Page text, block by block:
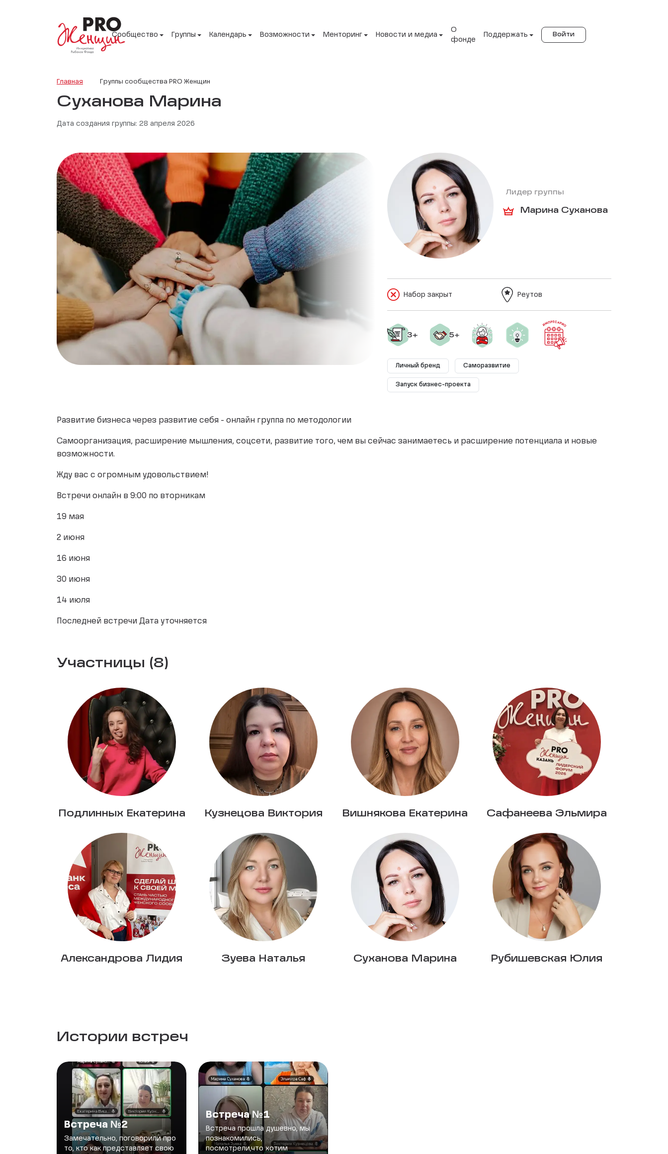
Сообщество Группы Календарь Возможности Менторинг Новости и медиа
О
фонде
Поддержать Войти
Главная Группы сообщества PRO Женщин
Суханова Марина
Дата создания группы: 28 апреля 2026
Лидер группы
Марина Суханова
Набор закрыт Реутов
Личный бренд Саморазвитие
Запуск бизнес-проекта
Развитие бизнеса через развитие себя - онлайн группа по методологии
Самоорганизация, расширение мышления, соцсети, развитие того, чем вы сейчас занимаетесь и расширение потенциала и новые
возможности.
Жду вас с огромным удовольствием!
Встречи онлайн в 9:00 по вторникам
19 мая
2 июня
16 июня
30 июня
14 июля
Последней встречи Дата уточняется
Участницы (8)
Подлинных Екатерина Кузнецова Виктория Вишнякова Екатерина Сафанеева Эльмира
Александрова Лидия Зуева Наталья Суханова Марина Рубишевская Юлия
Истории встреч
Встреча №2
Замечательно, поговорили про
то, кто как представляет свою
Встреча №1
Встреча прошла душевно, мы
познакомились,
посмотрели,что хотим